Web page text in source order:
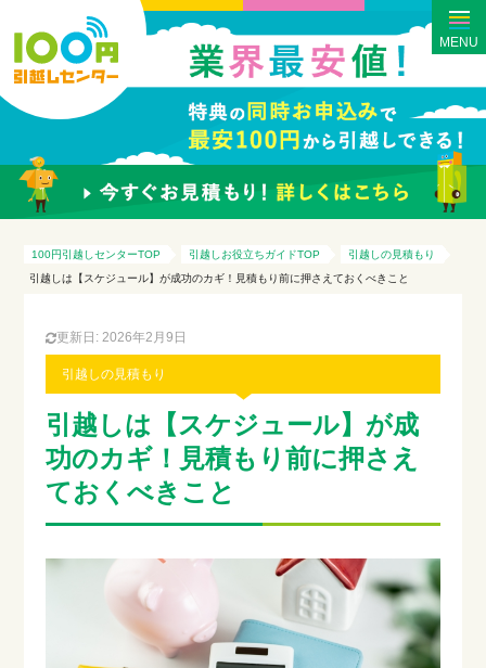
MENU
100円引越しセンターTOP 引越しお役立ちガイドTOP
引越しの見積もり
引越しは【スケジュール】が成功のカギ！見積もり前に押さえておくべきこと
引越しの見積もり
更新日: 2026年2月9日
引越しは【スケジュール】が成
功のカギ！見積もり前に押さえ
ておくべきこと